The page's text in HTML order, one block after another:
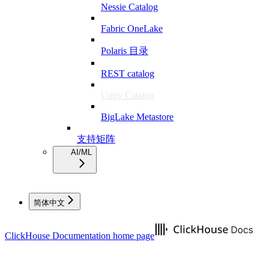
Nessie Catalog
Fabric OneLake
Polaris 目录
REST catalog
Unity Catalog
BigLake Metastore
支持矩阵
AI/ML
简体中文
ClickHouse Documentation home page